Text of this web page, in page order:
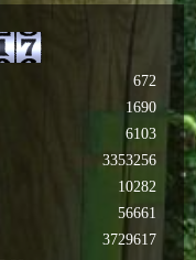
672
1690
6103
3353256
10282
56661
3729617